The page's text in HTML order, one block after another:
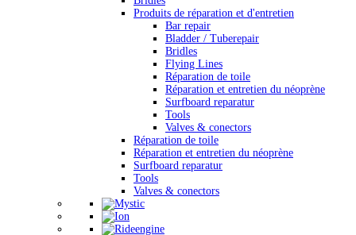
Produits de réparation et d'entretien
Bar repair
Bladder / Tuberepair
Bridles
Flying Lines
Réparation de toile
Réparation et entretien du néoprène
Surfboard reparatur
Tools
Valves & conectors
Réparation de toile
Réparation et entretien du néoprène
Surfboard reparatur
Tools
Valves & conectors